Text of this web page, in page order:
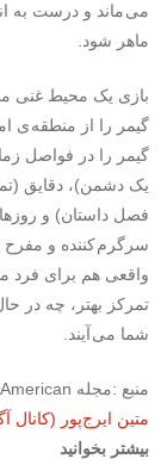
می ماند و درست به
ماهر شود.
بازی یک محیط غنی
گیمر را از منطقه ی
گیمر را در فواصل
یک دشمن)، دقایق
فصل داستان) و
سرگرم کننده و مفرح
واقعی هم برای فرد
تمرکز بهتر، چه در
شما می آیند.
منبع :مجله ScientificAmerican
متین ایرج‌پور (کانال
بیشتر بخوانید